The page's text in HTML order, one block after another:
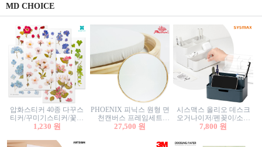
MD CHOICE
압화스티커 40종 다꾸스
티커/꾸미기스티커/꽃스
티커/압화꽃책갈피/팬시
1,230 원
PHOENIX 피닉스 원형 면
천캔버스 프레임세트
30cm/원형캔버스/플로팅
27,500 원
시스맥스 올리오 데스크
오거나이저/펜꽂이/소품
꽂이/소품함/정리함/수납
7,800 원